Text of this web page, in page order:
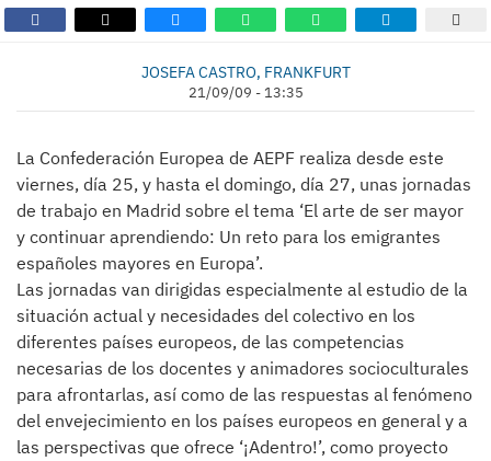
JOSEFA CASTRO, FRANKFURT
21/09/09 - 13:35
La Confederación Europea de AEPF realiza desde este
viernes, día 25, y hasta el domingo, día 27, unas jornadas
de trabajo en Madrid sobre el tema ‘El arte de ser mayor
y continuar aprendiendo: Un reto para los emigrantes
españoles mayores en Europa’.
Las jornadas van dirigidas especialmente al estudio de la
situación actual y necesidades del colectivo en los
diferentes países europeos, de las competencias
necesarias de los docentes y animadores socioculturales
para afrontarlas, así como de las respuestas al fenómeno
del envejecimiento en los países europeos en general y a
las perspectivas que ofrece ‘¡Adentro!’, como proyecto